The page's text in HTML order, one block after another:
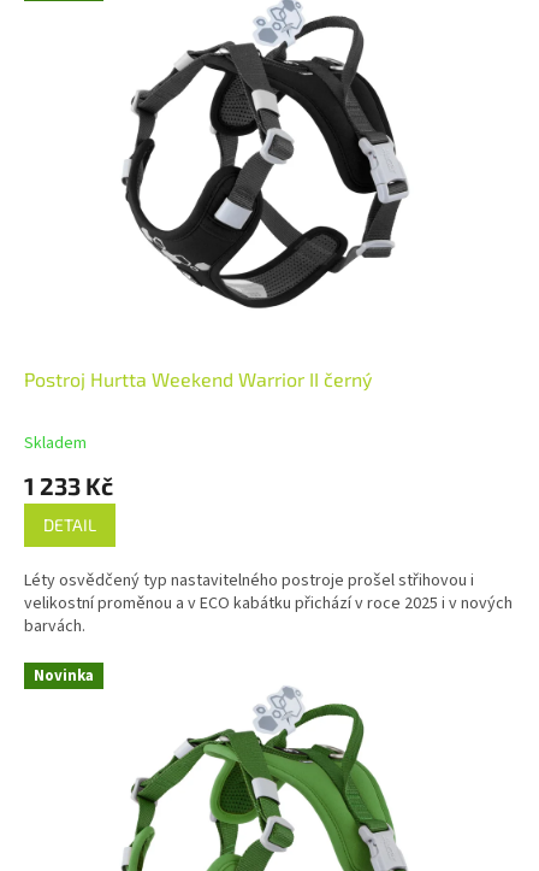
Postroj Hurtta Weekend Warrior II černý
Skladem
1 233 Kč
DETAIL
Léty osvědčený typ nastavitelného postroje prošel střihovou i
velikostní proměnou a v ECO kabátku přichází v roce 2025 i v nových
barvách.
Novinka